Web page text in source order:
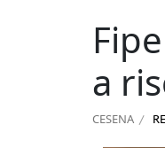
a
CESENA